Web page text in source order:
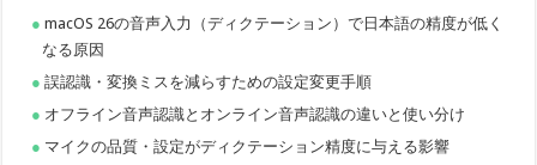
macOS 26の音声入力（ディクテーション）で日本語の精度が低く
なる原因
誤認識・変換ミスを減らすための設定変更手順
オフライン音声認識とオンライン音声認識の違いと使い分け
マイクの品質・設定がディクテーション精度に与える影響